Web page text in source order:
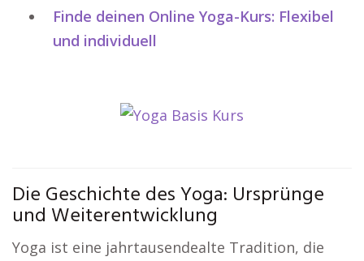
Finde deinen Online Yoga-Kurs: Flexibel
und individuell
Die Geschichte des Yoga: Ursprünge
und Weiterentwicklung
Yoga ist eine jahrtausendealte Tradition, die